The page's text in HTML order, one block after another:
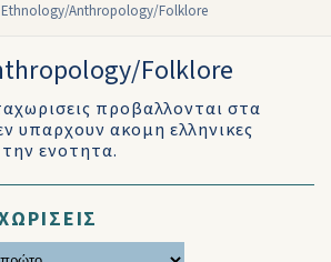
Ethnology/Anthropology/Folklore
Folklore
προβαλλονται στα
υπαρχουν ακομη ελληνικες
ενοτητα.